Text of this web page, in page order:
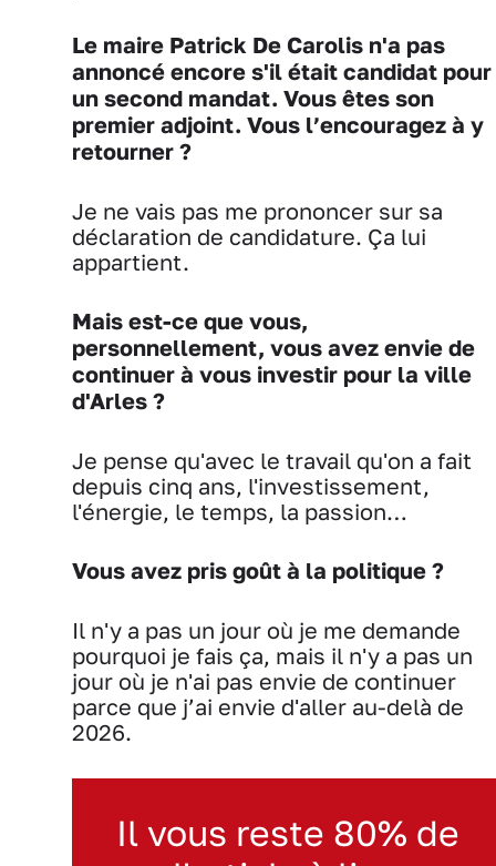
Le maire Patrick De Carolis n'a pas
annoncé encore s'il était candidat pour
un second mandat. Vous êtes son
premier adjoint. Vous l’encouragez à y
retourner ?
Je ne vais pas me prononcer sur sa
déclaration de candidature. Ça lui
appartient.
Mais est-ce que vous,
personnellement, vous avez envie de
continuer à vous investir pour la ville
d'Arles ?
Je pense qu'avec le travail qu'on a fait
depuis cinq ans, l'investissement,
l'énergie, le temps, la passion…
Vous avez pris goût à la politique ?
Il n'y a pas un jour où je me demande
pourquoi je fais ça, mais il n'y a pas un
jour où je n'ai pas envie de continuer
parce que j’ai envie d'aller au-delà de
2026.
Il vous reste 80% de